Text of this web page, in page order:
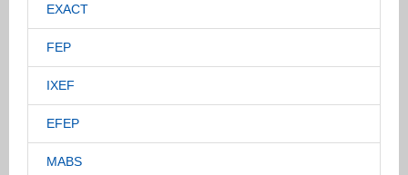
EXACT
FEP
IXEF
EFEP
MABS